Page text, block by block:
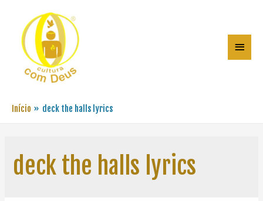
Início deck the halls lyrics
deck the halls lyrics